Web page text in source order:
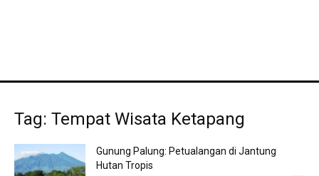
Tag: Tempat Wisata Ketapang
Gunung Palung: Petualangan di Jantung
Hutan Tropis